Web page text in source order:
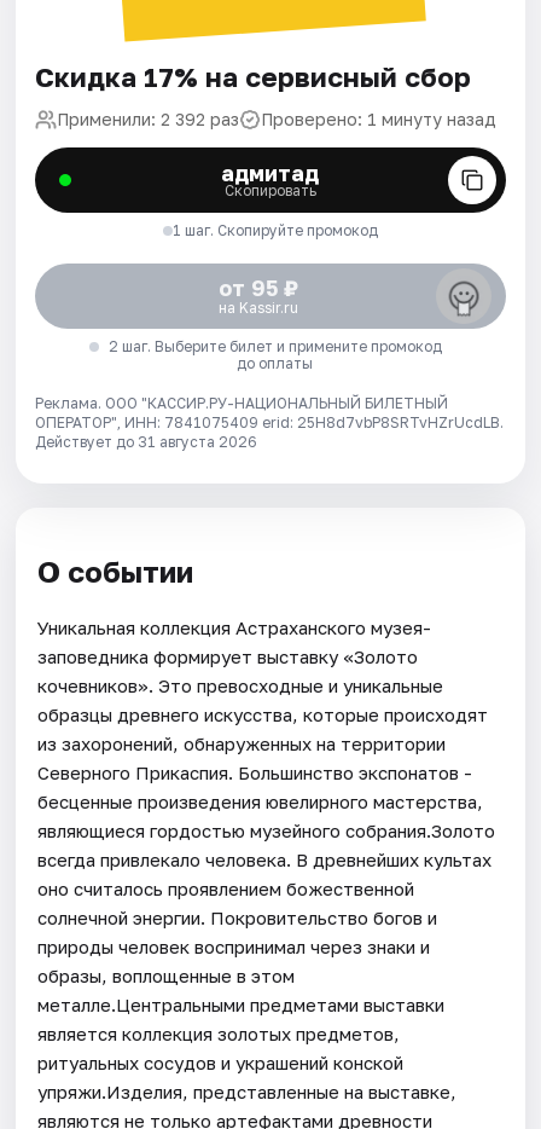
Скидка 17% на сервисный сбор
Применили: 2 392 раз Проверено: 1 минуту назад
адмитад
Скопировать
1 шаг. Скопируйте промокод
от 95 ₽
на Kassir.ru
2 шаг. Выберите билет и примените промокод
до оплаты
Реклама. ООО "КАССИР.РУ-НАЦИОНАЛЬНЫЙ БИЛЕТНЫЙ
ОПЕРАТОР", ИНН: 7841075409 erid: 25H8d7vbP8SRTvHZrUcdLB.
Действует до 31 августа 2026
О событии
Уникальная коллекция Астраханского музея-
заповедника формирует выставку «Золото
кочевников». Это превосходные и уникальные
образцы древнего искусства, которые происходят
из захоронений, обнаруженных на территории
Северного Прикаспия. Большинство экспонатов -
бесценные произведения ювелирного мастерства,
являющиеся гордостью музейного собрания.Золото
всегда привлекало человека. В древнейших культах
оно считалось проявлением божественной
солнечной энергии. Покровительство богов и
природы человек воспринимал через знаки и
образы, воплощенные в этом
металле.Центральными предметами выставки
является коллекция золотых предметов,
ритуальных сосудов и украшений конской
упряжи.Изделия, представленные на выставке,
являются не только артефактами древности